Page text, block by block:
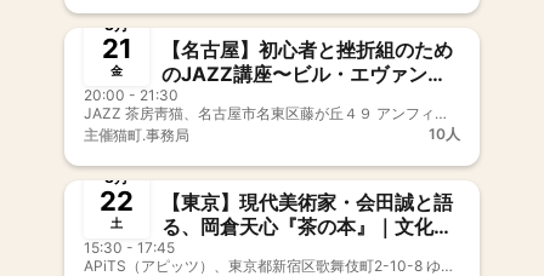
8月
21
金
【名古屋】初心者と挫折組のため
のJAZZ講座〜ビル・エヴァンス
はこれを聴け！
20:00 - 21:30
JAZZ 茶房靑猫、名古屋市名東区藤が丘４９ アンフィニビル Ｂ１Ｆ
主催猫町.事務局 10人
募集中
8月
22
土
【東京】現代美術家・会田誠と語
る、岡倉天心『茶の本』｜文化系
ホストクラブ
15:30 - 17:45
APiTS（アピッツ）、東京都新宿区歌舞伎町2-10-8 ゆきざきビル3F